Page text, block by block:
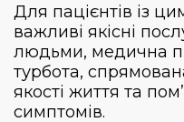
Для пацієнтів із
важливі якісні
людьми, медична
турбота,
якості життя та
симптомів.